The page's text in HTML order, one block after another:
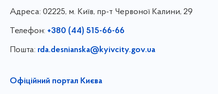
Адреса: 02225, м. Київ, пр-т Червоної Калини, 29
Телефон: +380 (44) 515-66-66
Пошта: rda.desnianska@kyivcity.gov.ua
Офіційний портал Києва